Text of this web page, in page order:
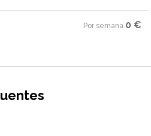
Por semana·0 €